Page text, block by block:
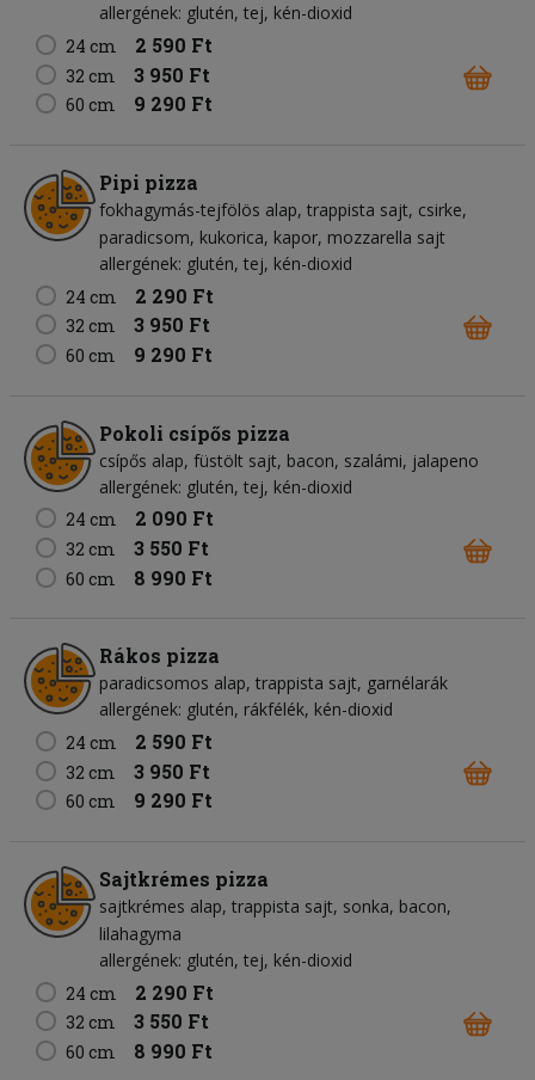
allergének: glutén, tej, kén-dioxid
24 cm
2 590 Ft
32 cm 3 950 Ft
60 cm 9 290 Ft
Pipi pizza
fokhagymás-tejfölös alap trappista sajt csirke
paradicsom kukorica kapor mozzarella sajt
allergének: glutén, tej, kén-dioxid
24 cm
2 290 Ft
32 cm 3 950 Ft
60 cm 9 290 Ft
Pokoli csípős pizza
csípős alap füstölt sajt bacon szalámi jalapeno
allergének: glutén, tej, kén-dioxid
24 cm
2 090 Ft
32 cm 3 550 Ft
60 cm 8 990 Ft
Rákos pizza
paradicsomos alap trappista sajt garnélarák
allergének: glutén, rákfélék, kén-dioxid
24 cm
2 590 Ft
32 cm 3 950 Ft
60 cm 9 290 Ft
Sajtkrémes pizza
sajtkrémes alap trappista sajt sonka bacon
lilahagyma
allergének: glutén, tej, kén-dioxid
24 cm
2 290 Ft
32 cm 3 550 Ft
60 cm 8 990 Ft